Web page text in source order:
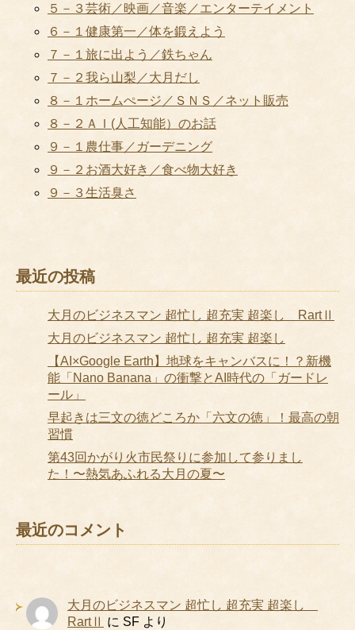
５－３芸術／映画／音楽／エンターテイメント
６－１健康第一／体を鍛えよう
７－１旅に出よう／鉄ちゃん
７－２我ら山梨／大月だし
８－１ホームぺージ／ＳＮＳ／ネット販売
８－２ＡＩ(人工知能）のお話
９－１農仕事／ガーデニング
９－２お酒大好き／食べ物大好き
９－３生活臭さ
最近の投稿
大月のビジネスマン 超忙し 超充実 超楽し RartⅡ
大月のビジネスマン 超忙し 超充実 超楽し
【AI×Google Earth】地球をキャンバスに！？新機
能「Nano Banana」の衝撃とAI時代の「ガードレ
ール」
早起きは三文の徳どころか「六文の徳」！最高の朝
習慣
第43回かがり火市民祭りに参加して参りまし
た！〜熱気あふれる大月の夏〜
最近のコメント
大月のビジネスマン 超忙し 超充実 超楽し
RartⅡ に SF より